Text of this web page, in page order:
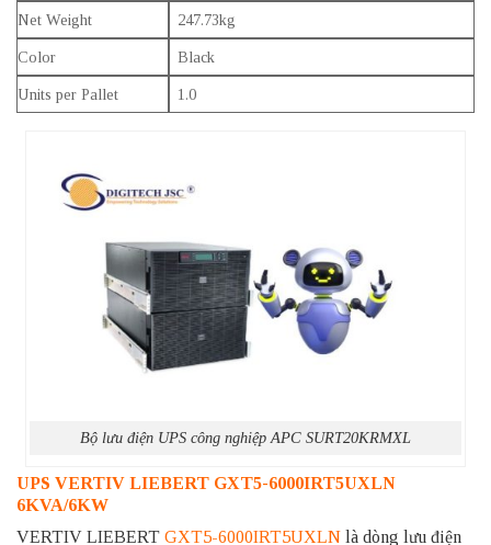
Net Weight 247.73kg
Color Black
Units per Pallet 1.0
Bộ lưu điện UPS công nghiệp APC SURT20KRMXL
UPS VERTIV LIEBERT GXT5-6000IRT5UXLN
6KVA/6KW
VERTIV LIEBERT GXT5-6000IRT5UXLN là dòng lưu điện